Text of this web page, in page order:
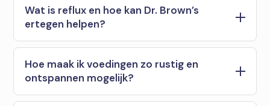
Wat is reflux en hoe kan Dr. Brown’s
ertegen helpen?
Hoe maak ik voedingen zo rustig en
ontspannen mogelijk?